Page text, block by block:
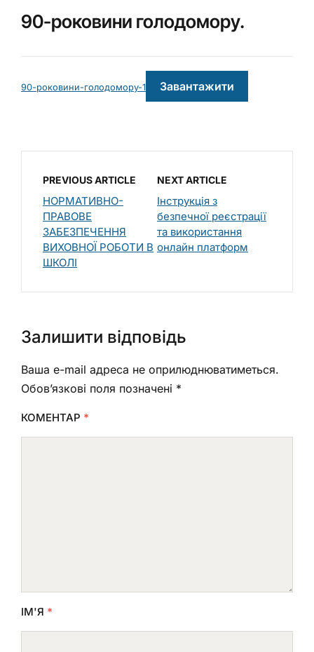
90-роковини голодомору.
90-роковини-голодомору-1 Завантажити
PREVIOUS ARTICLE
НОРМАТИВНО-
ПРАВОВЕ
ЗАБЕЗПЕЧЕННЯ
ВИХОВНОЇ РОБОТИ В
ШКОЛІ
NEXT ARTICLE
Інструкція з
безпечної реєстрації
та використання
онлайн платформ
Залишити відповідь
Ваша e-mail адреса не оприлюднюватиметься.
Обов’язкові поля позначені *
КОМЕНТАР *
ІМ'Я *